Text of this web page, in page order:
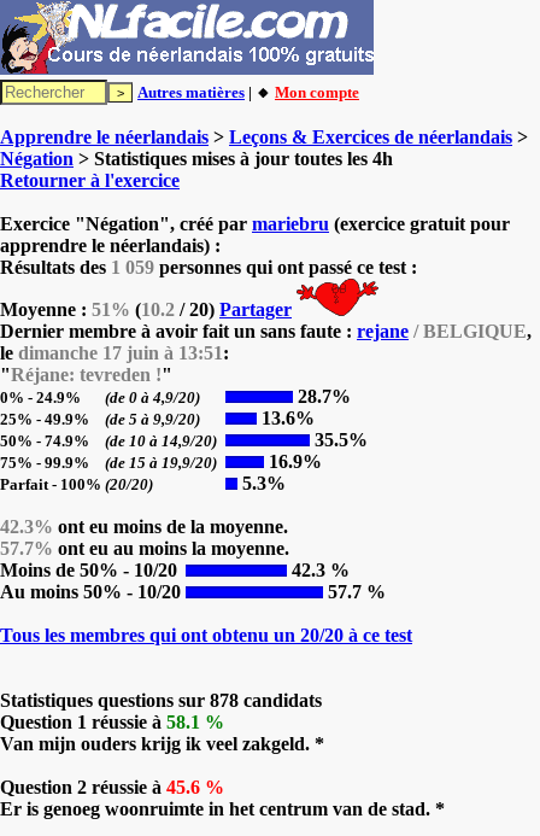
Autres matières | 🔸 Mon compte
Apprendre le néerlandais > Leçons & Exercices de néerlandais >
Négation > Statistiques mises à jour toutes les 4h
Retourner à l'exercice
Exercice "Négation", créé par mariebru (exercice gratuit pour
apprendre le néerlandais) :
Résultats des 1 059 personnes qui ont passé ce test :
Moyenne : 51% (10.2 / 20) Partager
Dernier membre à avoir fait un sans faute : rejane / BELGIQUE,
le dimanche 17 juin à 13:51:
"Réjane: tevreden !"
0% - 24.9% (de 0 à 4,9/20) 28.7%
25% - 49.9% (de 5 à 9,9/20) 13.6%
50% - 74.9% (de 10 à 14,9/20) 35.5%
75% - 99.9% (de 15 à 19,9/20) 16.9%
Parfait - 100% (20/20) 5.3%
42.3% ont eu moins de la moyenne.
57.7% ont eu au moins la moyenne.
Moins de 50% - 10/20
42.3 %
Au moins 50% - 10/20
57.7 %
Tous les membres qui ont obtenu un 20/20 à ce test
Statistiques questions sur 878 candidats
Question 1 réussie à 58.1 %
Van mijn ouders krijg ik veel zakgeld. *
Question 2 réussie à 45.6 %
Er is genoeg woonruimte in het centrum van de stad. *